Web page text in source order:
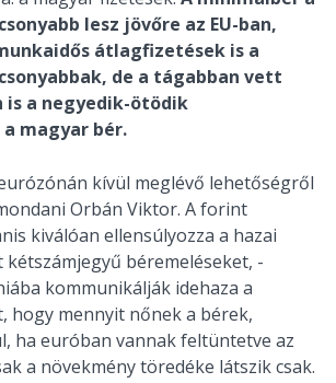
lesz jövőre az EU-ban,
átlagfizetések is a
de a tágabban vett
a negyedik-ötödik
magyar bér.
kívül meglévő lehetőségről
Orbán Viktor. A forint
kiválóan ellensúlyozza a hazai
kétszámjegyű béremeléseket, -
kommunikálják idehaza a
hogy mennyit nőnek a bérek,
ha euróban vannak feltüntetve az
a növekmény töredéke látszik csak.